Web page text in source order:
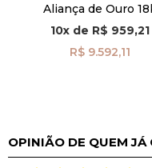
Aliança de Ouro
Três Fios Tricolor
al12355
10x de R$ 959,21
R$ 9.592,11
OPINIÃO DE QUEM JÁ